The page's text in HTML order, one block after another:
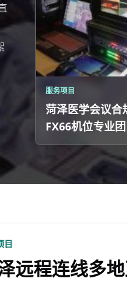
服务项目
菏泽医学会议合
FX66机位专业
目
远程连线多